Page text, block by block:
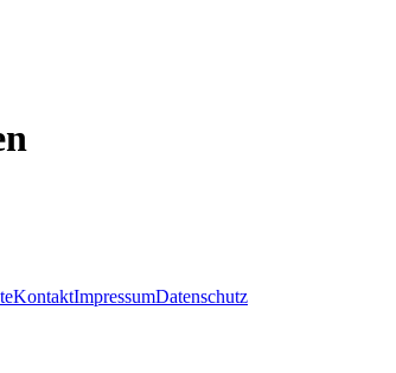
KontaktImpressumDatenschutz